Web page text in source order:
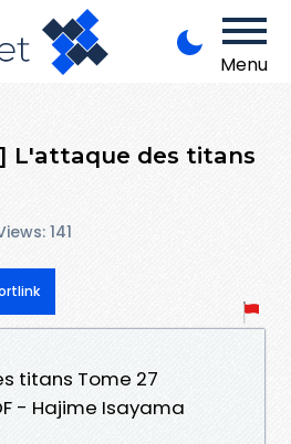
Menu
L'attaque des titans
141
titans Tome 27
- Hajime Isayama